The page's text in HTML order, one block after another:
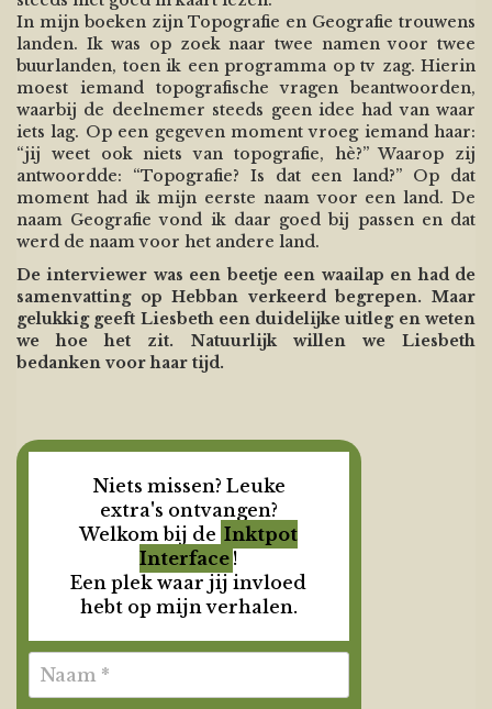
In mijn boeken zijn Topografie en Geografie trouwens
landen. Ik was op zoek naar twee namen voor twee
buurlanden, toen ik een programma op tv zag. Hierin
moest iemand topografische vragen beantwoorden,
waarbij de deelnemer steeds geen idee had van waar
iets lag. Op een gegeven moment vroeg iemand haar:
“jij weet ook niets van topografie, hè?” Waarop zij
antwoordde: “Topografie? Is dat een land?” Op dat
moment had ik mijn eerste naam voor een land. De
naam Geografie vond ik daar goed bij passen en dat
werd de naam voor het andere land.
De interviewer was een beetje een waailap en had de
samenvatting op Hebban verkeerd begrepen. Maar
gelukkig geeft Liesbeth een duidelijke uitleg en weten
we hoe het zit. Natuurlijk willen we Liesbeth
bedanken voor haar tijd.
Niets missen? Leuke
extra's ontvangen?
Welkom bij de Inktpot
Interface !
Een plek waar jij invloed
hebt op mijn verhalen.